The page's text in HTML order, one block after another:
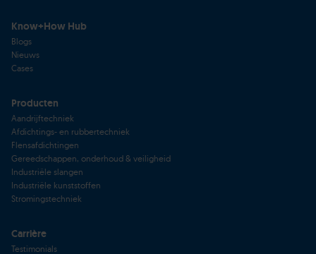
Know+How Hub
Blogs
Nieuws
Cases
Producten
Aandrijftechniek
Afdichtings- en rubbertechniek
Flensafdichtingen
Gereedschappen, onderhoud & veiligheid
Industriële slangen
Industriële kunststoffen
Stromingstechniek
Carrière
Testimonials